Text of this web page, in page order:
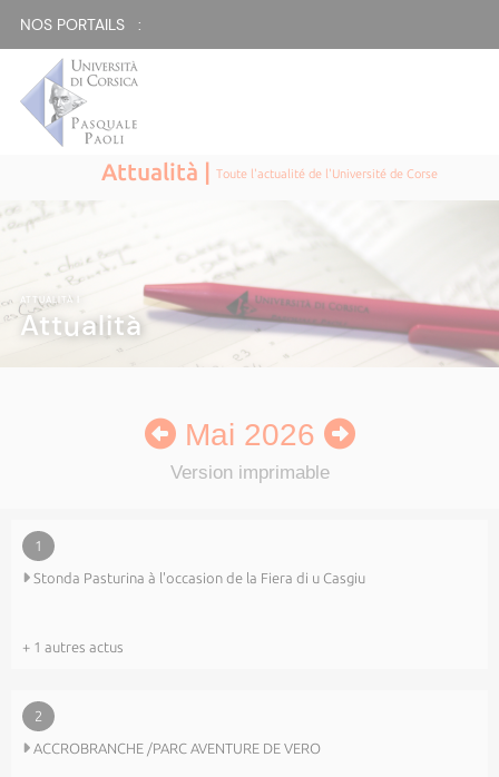
NOS PORTAILS :
Attualità |Toute l'actualité de l'Université de Corse
ATTUALITÀ
Attualità
Mai 2026
Version imprimable
1
Stonda Pasturina à l'occasion de la Fiera di u Casgiu
+ 1 autres actus
2
ACCROBRANCHE /PARC AVENTURE DE VERO